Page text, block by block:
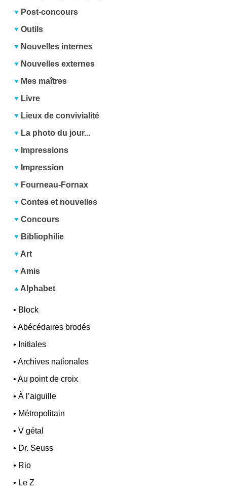
Post-concours
Outils
Nouvelles internes
Nouvelles externes
Mes maîtres
Livre
Lieux de convivialité
La photo du jour...
Impressions
Impression
Fourneau-Fornax
Contes et nouvelles
Concours
Bibliophilie
Art
Amis
Alphabet
• Block
•Abécédaires brodés
• Initiales
•Archives nationales
•Au point de croix
•À l’aiguille
• Métropolitain
•V gétal
• Dr. Seuss
• Rio
• Le Z